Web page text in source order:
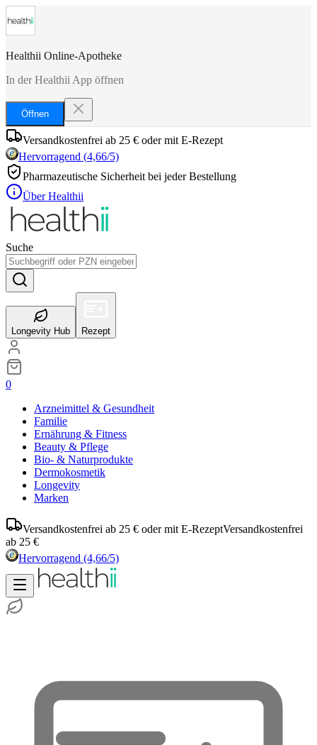
Healthii Online-Apotheke
In der Healthii App öffnen
Öffnen
Versandkostenfrei ab 25 € oder mit E-Rezept
Hervorragend (4,66/5)
Pharmazeutische Sicherheit bei jeder Bestellung
Über Healthii
Suche
Longevity Hub Rezept
0
Arzneimittel & Gesundheit
Familie
Ernährung & Fitness
Beauty & Pflege
Bio- & Naturprodukte
Dermokosmetik
Longevity
Marken
Versandkostenfrei ab 25 € oder mit E-RezeptVersandkostenfrei
ab 25 €
Hervorragend (4,66/5)